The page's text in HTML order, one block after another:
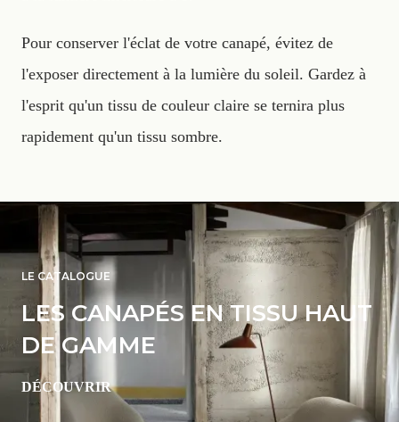
Pour conserver l'éclat de votre canapé, évitez de
l'exposer directement à la lumière du soleil. Gardez à
l'esprit qu'un tissu de couleur claire se ternira plus
rapidement qu'un tissu sombre.
LE CATALOGUE
LES CANAPÉS EN TISSU HAUT
DE GAMME
DÉCOUVRIR